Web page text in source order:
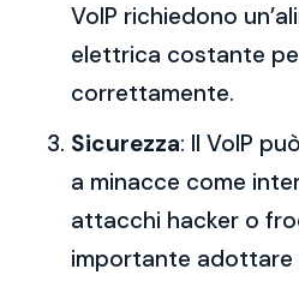
VoIP richiedono
elettrica costante
correttamente.
Sicurezza: Il VoIP
a minacce come
attacchi hacker o
importante adottare